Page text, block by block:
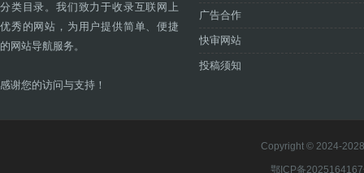
分类目录。我们致力于收录互联网上
优秀的网站，为用户提供简单、便捷
的网站导航服务。
感谢您的访问与支持！
广告合作
快审网站
投稿须知
Copyright © 2024-
鄂ICP备